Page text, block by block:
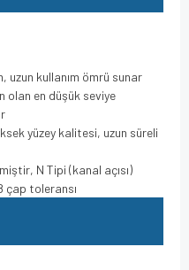
kullanım ömrü sunar
en düşük seviye
yüzey kalitesi, uzun süreli
N Tipi (kanal açısı)
çap toleransı